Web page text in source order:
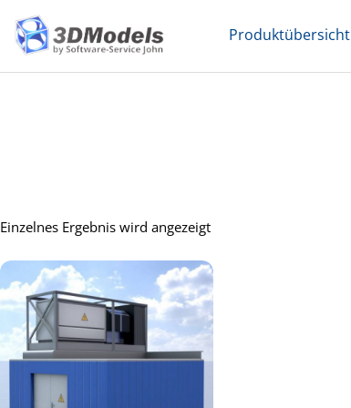
content
Produktübersicht
Einzelnes Ergebnis wird angezeigt